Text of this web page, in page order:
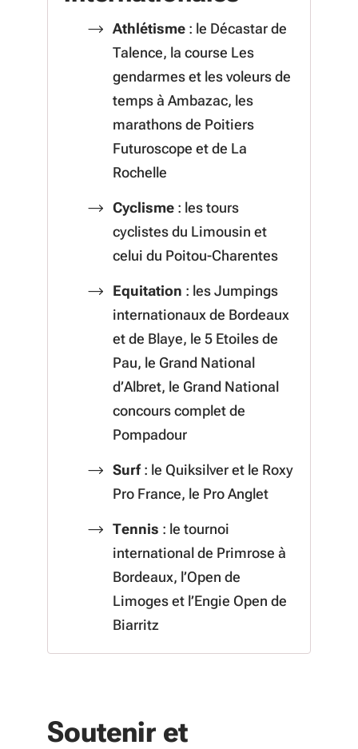
Athlétisme : le Décastar de
Talence, la course Les
gendarmes et les voleurs de
temps à Ambazac, les
marathons de Poitiers
Futuroscope et de La
Rochelle
Cyclisme : les tours
cyclistes du Limousin et
celui du Poitou-Charentes
Equitation : les Jumpings
internationaux de Bordeaux
et de Blaye, le 5 Etoiles de
Pau, le Grand National
d’Albret, le Grand National
concours complet de
Pompadour
Surf: le Quiksilver et le Roxy
Pro France, le Pro Anglet
Tennis : le tournoi
international de Primrose à
Bordeaux, l’Open de
Limoges et l’Engie Open de
Biarritz
Soutenir et